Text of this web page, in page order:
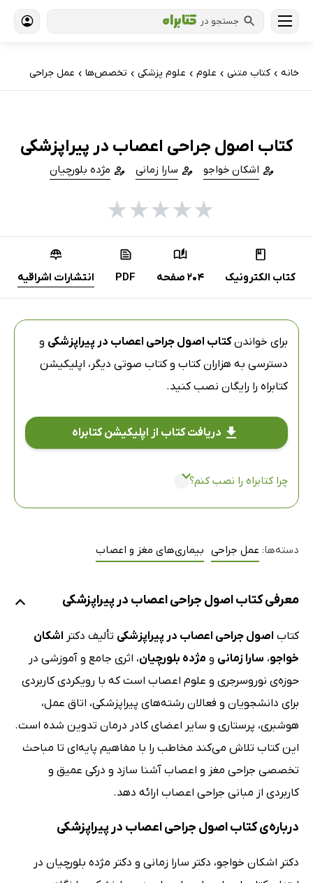
جستجو در
خانه › کتاب‌ متنی › علوم › علوم پزشکی › تخصص‌ها › عمل جراحی
کتاب اصول جراحی اعصاب در پیراپزشکی
اشکان خواجو سارا زمانی مژده بلورچیان
★
★
★
★
★
کتاب الکترونیک 204 صفحه PDF انتشارات اشراقیه
برای خواندنکتاب اصول جراحی اعصاب در پیراپزشکی و
دسترسی به هزاران کتاب و کتاب صوتی دیگر، اپلیکیشن
کتابراه را رایگان نصب کنید.
دریافت کتاب از اپلیکیشن کتابراه
چرا کتابراه را نصب کنم؟
دسته‌ها: عمل جراحی بیماری‌های مغز و اعصاب
معرفی کتاب اصول جراحی اعصاب در پیراپزشکی
کتاب اصول جراحی اعصاب در پیراپزشکی تألیف دکتر اشکان
خواجو، سارا زمانی و مژده بلورچیان، اثری جامع و آموزشی در
حوزه‌ی نوروسرجری و علوم اعصاب است که با رویکردی کاربردی
برای دانشجویان و فعالان رشته‌های پیراپزشکی، اتاق عمل،
هوشبری، پرستاری و سایر اعضای کادر درمان تدوین شده است.
این کتاب تلاش می‌کند مخاطب را با مفاهیم پایه‌ای تا مباحث
تخصصی جراحی مغز و اعصاب آشنا سازد و درکی عمیق و
کاربردی از مبانی جراحی اعصاب ارائه دهد.
درباره‌ی کتاب اصول جراحی اعصاب در پیراپزشکی
دکتر اشکان خواجو، دکتر سارا زمانی و دکتر مژده بلورچیان در